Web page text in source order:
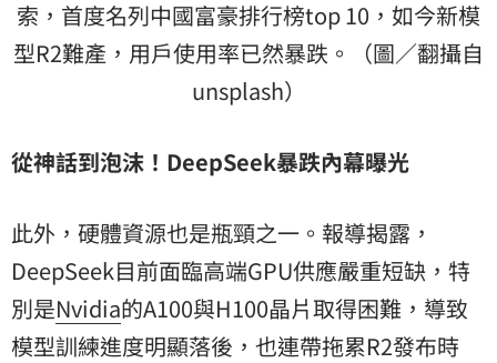
索，首度名列中國富豪排行榜top 10，如今新模
型R2難產，用戶使用率已然暴跌。（圖／翻攝自
unsplash）
從神話到泡沫！DeepSeek暴跌內幕曝光
此外，硬體資源也是瓶頸之一。報導揭露，
DeepSeek目前面臨高端GPU供應嚴重短缺，特
別是Nvidia的A100與H100晶片取得困難，導致
模型訓練進度明顯落後，也連帶拖累R2發布時